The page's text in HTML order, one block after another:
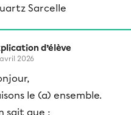
Sarcelle
d’élève
avril 2026
le (a) ensemble.
sait que :